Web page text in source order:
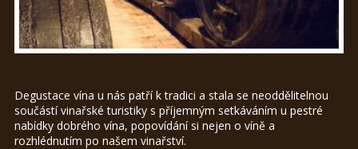
Degustace vína u nás patří k tradici a stala se neoddělitelnou
součástí vinařské turistiky s příjemným setkáváním u pestré
nabídky dobrého vína, popovídání si nejen o víně a
rozhlédnutím po našem vinařství.